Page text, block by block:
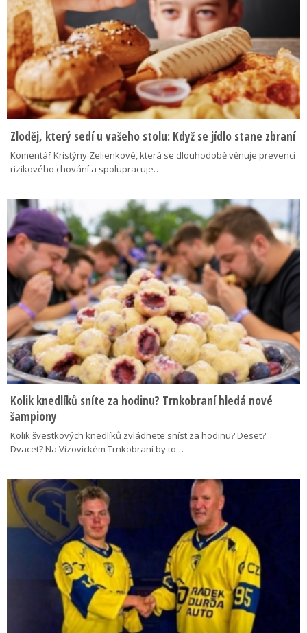
Zloděj, který sedí u vašeho stolu: Když se jídlo stane zbraní
Komentář Kristýny Zelienkové, která se dlouhodobě věnuje prevenci
rizikového chování a spolupracuje…
Kolik knedlíků sníte za hodinu? Trnkobraní hledá nové
šampiony
Kolik švestkových knedlíků zvládnete sníst za hodinu? Deset?
Dvacet? Na Vizovickém Trnkobraní by to…